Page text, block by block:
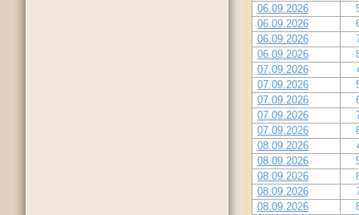
06.09.2026
06.09.2026
06.09.2026
06.09.2026
07.09.2026
07.09.2026
07.09.2026
07.09.2026
07.09.2026
08.09.2026
08.09.2026
08.09.2026
08.09.2026
08.09.2026